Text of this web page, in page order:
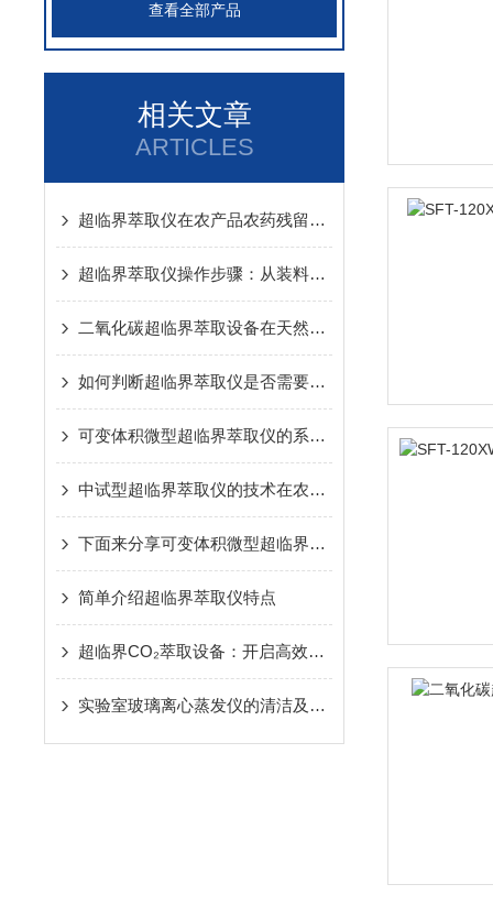
查看全部产品
相关文章
ARTICLES
超临界萃取仪在农产品农药残留检测前处理的应用
超临界萃取仪操作步骤：从装料到收集全流程
二氧化碳超临界萃取设备在天然产物提取中的应用
如何判断超临界萃取仪是否需要大修
可变体积微型超临界萃取仪的系统组成
中试型超临界萃取仪的技术在农业上的应用
下面来分享可变体积微型超临界萃取仪的萃取方法
简单介绍超临界萃取仪特点
超临界CO₂萃取设备：开启高效绿色萃取新时代
实验室玻璃离心蒸发仪的清洁及保管